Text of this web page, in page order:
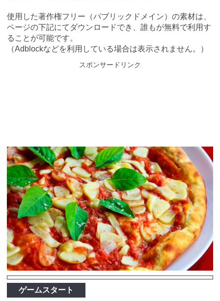
使用した著作権フリー（パブリックドメイン）の素材は、
ページの下記にてダウンロードでき、誰もが無料で利用す
ることが可能です。
（Adblockなどを利用している場合は表示されません。）
スポンサードリンク
ゲームスタート